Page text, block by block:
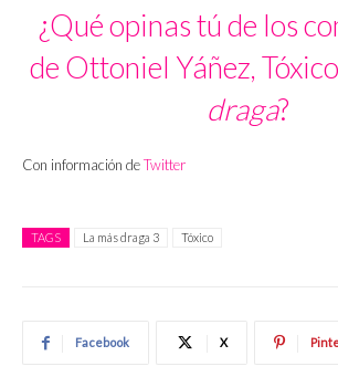
¿Qué opinas tú de los
de Ottoniel Yáñez,
draga?
Con información deTwitter
TAGS La más draga 3 Tóxico
Facebook X